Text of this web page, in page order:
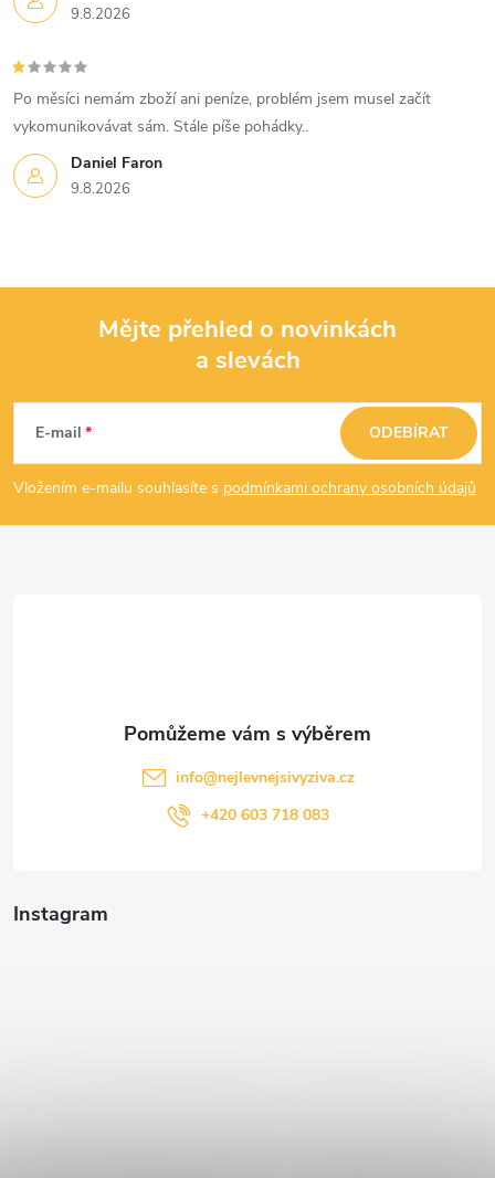
9.8.2026
Daniel Faron
9.8.2026
Po měsíci nemám zboží ani peníze, problém jsem musel začít
vykomunikovávat sám. Stále píše pohádky..
p
a
Mějte přehled o novinkách
a slevách
E-mail
Vložením e-mailu souhlasíte s podmínkami ochrany osobních údajů
ODEBÍRAT
Instagram
info@nejlevnejsivyziva.cz
+420 603 718 083